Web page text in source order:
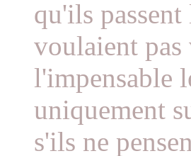
qu'ils
voulaient
l'impensable
uniquement
s'ils ne